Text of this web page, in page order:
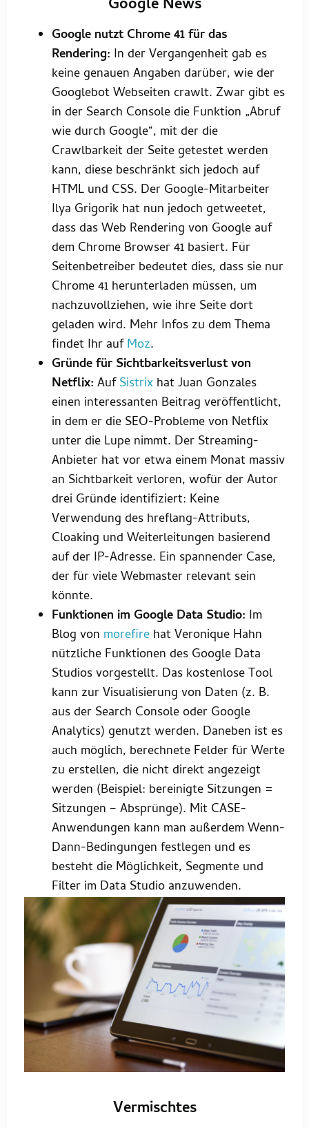
Google News
Google nutzt Chrome 41 für das
Rendering: In der Vergangenheit gab es
keine genauen Angaben darüber, wie der
Googlebot Webseiten crawlt. Zwar gibt es
in der Search Console die Funktion „Abruf
wie durch Google“, mit der die
Crawlbarkeit der Seite getestet werden
kann, diese beschränkt sich jedoch auf
HTML und CSS. Der Google-Mitarbeiter
Ilya Grigorik hat nun jedoch getweetet,
dass das Web Rendering von Google auf
dem Chrome Browser 41 basiert. Für
Seitenbetreiber bedeutet dies, dass sie nur
Chrome 41 herunterladen müssen, um
nachzuvollziehen, wie ihre Seite dort
geladen wird. Mehr Infos zu dem Thema
findet Ihr aufMoz.
Gründe für Sichtbarkeitsverlust von
Netflix: AufSistrix hat Juan Gonzales
einen interessanten Beitrag veröffentlicht,
in dem er die SEO-Probleme von Netflix
unter die Lupe nimmt. Der Streaming-
Anbieter hat vor etwa einem Monat massiv
an Sichtbarkeit verloren, wofür der Autor
drei Gründe identifiziert: Keine
Verwendung des hreflang-Attributs,
Cloaking und Weiterleitungen basierend
auf der IP-Adresse. Ein spannender Case,
der für viele Webmaster relevant sein
könnte.
Funktionen im Google Data Studio: Im
Blog von morefire hat Veronique Hahn
nützliche Funktionen des Google Data
Studios vorgestellt. Das kostenlose Tool
kann zur Visualisierung von Daten (z. B.
aus der Search Console oder Google
Analytics) genutzt werden. Daneben ist es
auch möglich, berechnete Felder für Werte
zu erstellen, die nicht direkt angezeigt
werden (Beispiel: bereinigte Sitzungen =
Sitzungen – Absprünge). Mit CASE-
Anwendungen kann man außerdem Wenn-
Dann-Bedingungen festlegen und es
besteht die Möglichkeit, Segmente und
Filter im Data Studio anzuwenden.
Vermischtes